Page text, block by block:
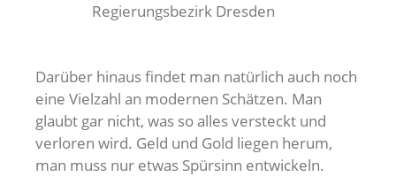
Regierungsbezirk Dresden
Darüber hinaus findet man natürlich auch noch
eine Vielzahl an modernen Schätzen. Man
glaubt gar nicht, was so alles versteckt und
verloren wird. Geld und Gold liegen herum,
man muss nur etwas Spürsinn entwickeln.